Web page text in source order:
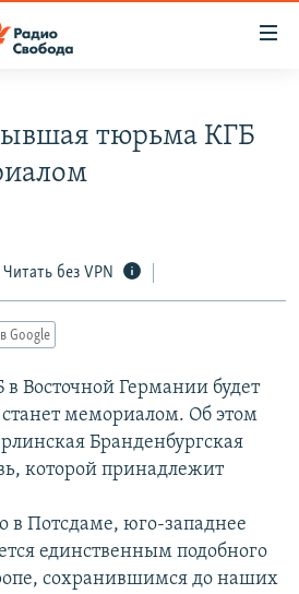
тюрьма КГБ
Читать без VPN
Google
Восточной Германии будет
мемориалом. Об этом
Бранденбургская
которой принадлежит
в Потсдаме, юго-западнее
единственным подобного
сохранившимся до наших